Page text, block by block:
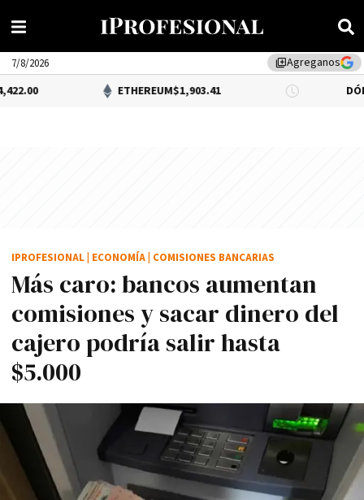
library_addAgreganos
7/8/2026
ETHEREUM$1,903.41 DÓLAR BNA
Más caro: bancos aumentan
comisiones y sacar dinero del
cajero podría salir hasta
$5.000
IPROFESIONAL ECONOMÍA COMISIONES BANCARIAS